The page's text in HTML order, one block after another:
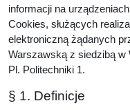
informacji na
Cookies, służących
elektroniczną żądanych
Warszawską z siedzibą w
Pl. Politechniki 1.
§ 1. Definicje